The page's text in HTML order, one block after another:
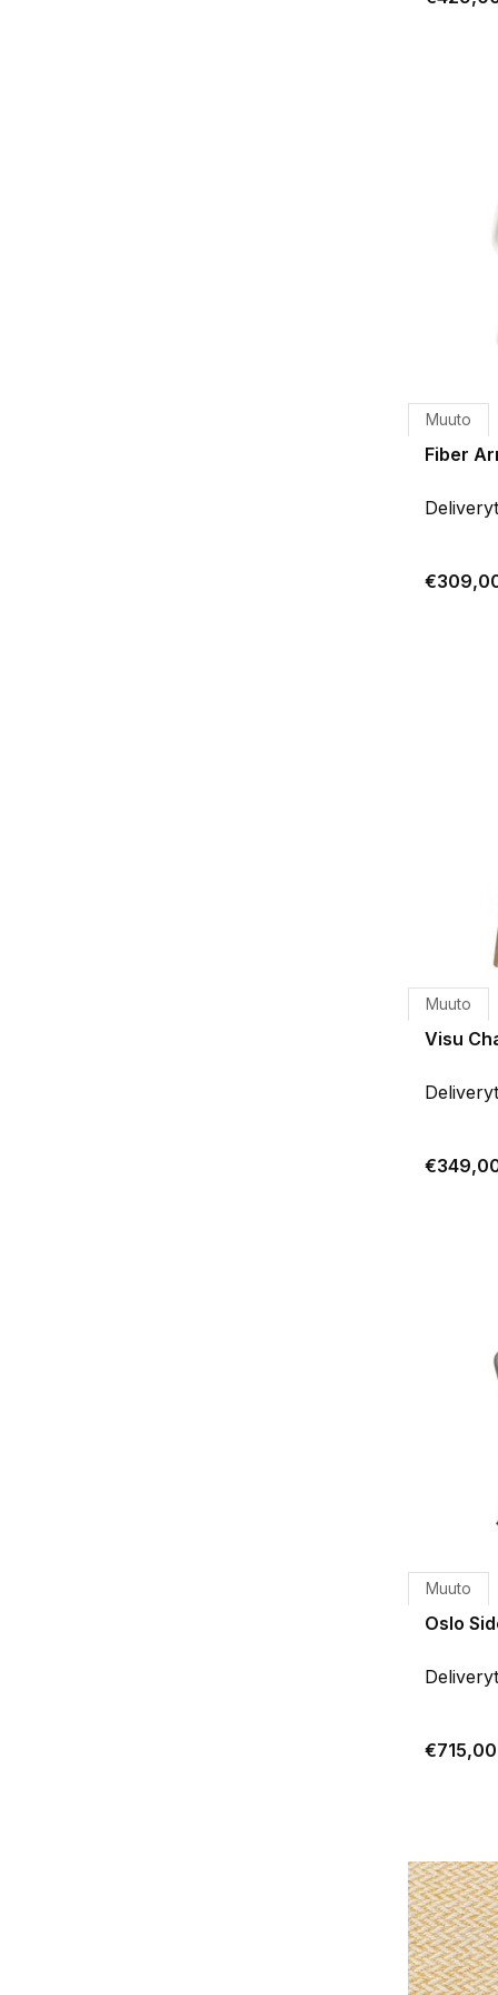
Muuto
Fiber
Muuto
Visu
Muuto
Oslo
€715,00